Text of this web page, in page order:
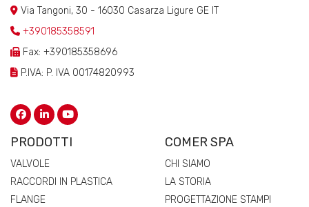
Via Tangoni, 30 - 16030 Casarza Ligure GE IT
+390185358591
Fax: +390185358696
P.IVA: P. IVA 00174820993
PRODOTTI
VALVOLE
RACCORDI IN PLASTICA
FLANGE
COMER SPA
CHI SIAMO
LA STORIA
PROGETTAZIONE STAMPI